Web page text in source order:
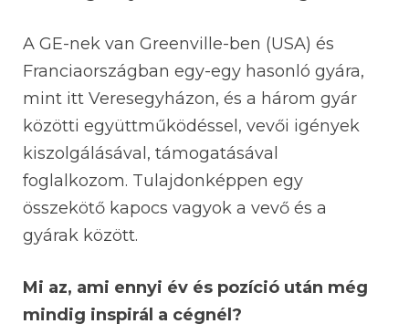
A GE-nek van Greenville-ben (USA) és
Franciaországban egy-egy hasonló gyára,
mint itt Veresegyházon, és a három gyár
közötti együttműködéssel, vevői igények
kiszolgálásával, támogatásával
foglalkozom. Tulajdonképpen egy
összekötő kapocs vagyok a vevő és a
gyárak között.
Mi az, ami ennyi év és pozíció után még
mindig inspirál a cégnél?